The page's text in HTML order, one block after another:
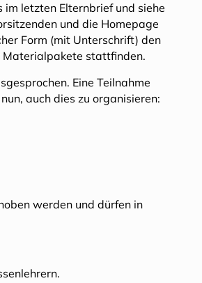
letzten Elternbrief und siehe
und die Homepage
Form (mit Unterschrift) den
Materialpakete stattfinden.
Eine Teilnahme
auch dies zu organisieren:
werden und dürfen in